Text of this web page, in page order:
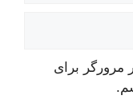
مرورگر برای